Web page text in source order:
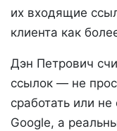
их входящие
клиента как
Дэн Петрович
ссылок — не
сработать или
Google, а